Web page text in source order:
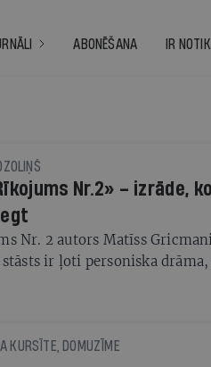
ABONĒŠANA IR
Nr. 2 autors Matīss
stāsts ir ļoti personiska
KURSĪTE, DOMUZĪME